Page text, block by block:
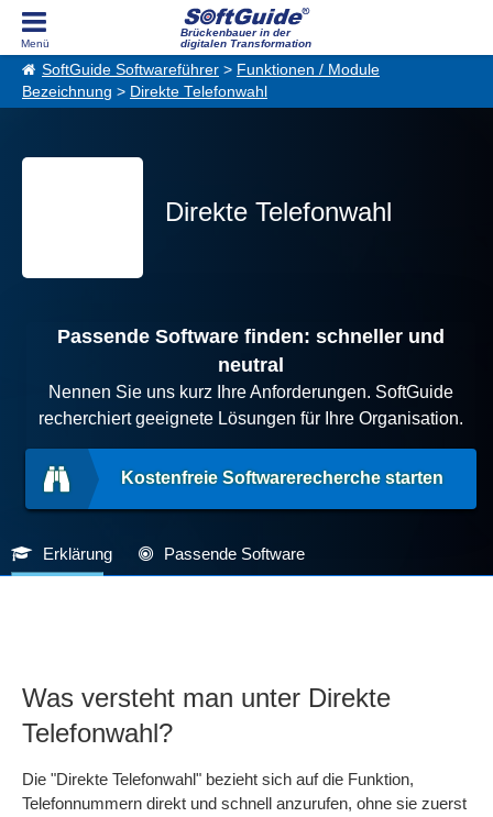
Brückenbauer in der
digitalen Transformation
SoftGuide Softwareführer > Funktionen / Module
Bezeichnung > Direkte Telefonwahl
Direkte Telefonwahl
Passende Software finden: schneller und
neutral
Nennen Sie uns kurz Ihre Anforderungen. SoftGuide
recherchiert geeignete Lösungen für Ihre Organisation.
Kostenfreie Softwarerecherche starten
Erklärung Passende Software
Was versteht man unter Direkte
Telefonwahl?
Die "Direkte Telefonwahl" bezieht sich auf die Funktion,
Telefonnummern direkt und schnell anzurufen, ohne sie zuerst